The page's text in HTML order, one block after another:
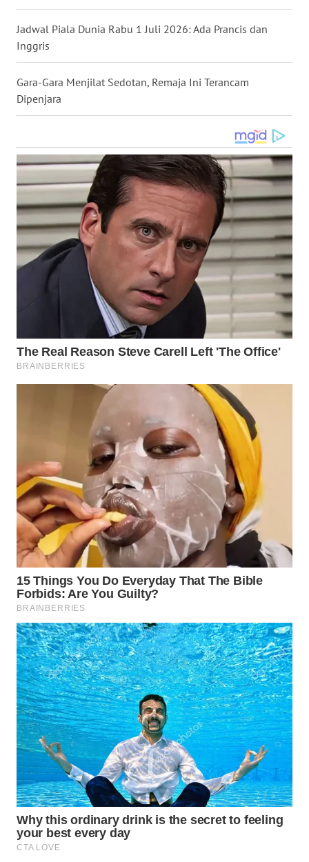
Jadwal Piala Dunia Rabu 1 Juli 2026: Ada Prancis dan
Inggris
Gara-Gara Menjilat Sedotan, Remaja Ini Terancam
Dipenjara
NUSANTARA
JOGJA
WN
WN
BALI
WN
KALBAR
WN
KALTARA
WN
SULSEL
WN
GORONTALO
WN
SULUT
WN
MALUKU
WN
MALUT
WN
DAIRI
WN
DANAU
WN